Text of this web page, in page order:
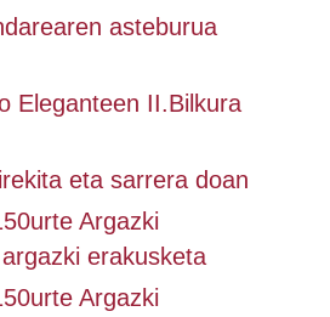
asteburua
Eleganteen II.Bilkura
eta sarrera doan
Argazki
erakusketa
Argazki